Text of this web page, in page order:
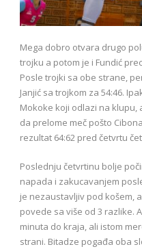
Mega dobro otvara drugo
trojku a potom je i Fundić
Posle trojki sa obe strane,
Janjić sa trojkom za 54:46.
Mokoke koji odlazi na klupu,
da prelome meč pošto
rezultat 64:62 pred četvrtu
Poslednju četvrtinu bolje
napada i zakucavanjem
je nezaustavljiv pod košem,
povede sa više od 3 razlike.
minuta do kraja, ali istom
strani. Bitadze pogađa oba